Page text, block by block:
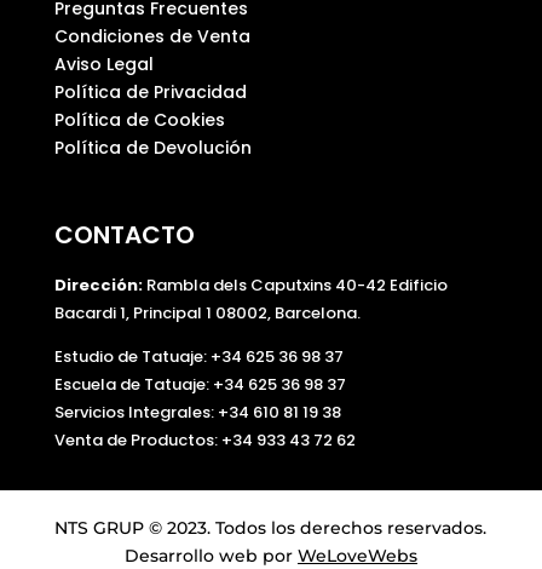
Preguntas Frecuentes
Condiciones de Venta
Aviso Legal
Política de Privacidad
Política de Cookies
Política de Devolución
CONTACTO
Dirección:Rambla dels Caputxins 40-42 Edificio
Bacardi 1, Principal 1 08002, Barcelona.
Estudio de Tatuaje: +34 625 36 98 37
Escuela de Tatuaje: +34 625 36 98 37
Servicios Integrales: +34 610 81 19 38
Venta de Productos: +34 933 43 72 62
NTS GRUP © 2023. Todos los derechos reservados.
Desarrollo web por WeLoveWebs